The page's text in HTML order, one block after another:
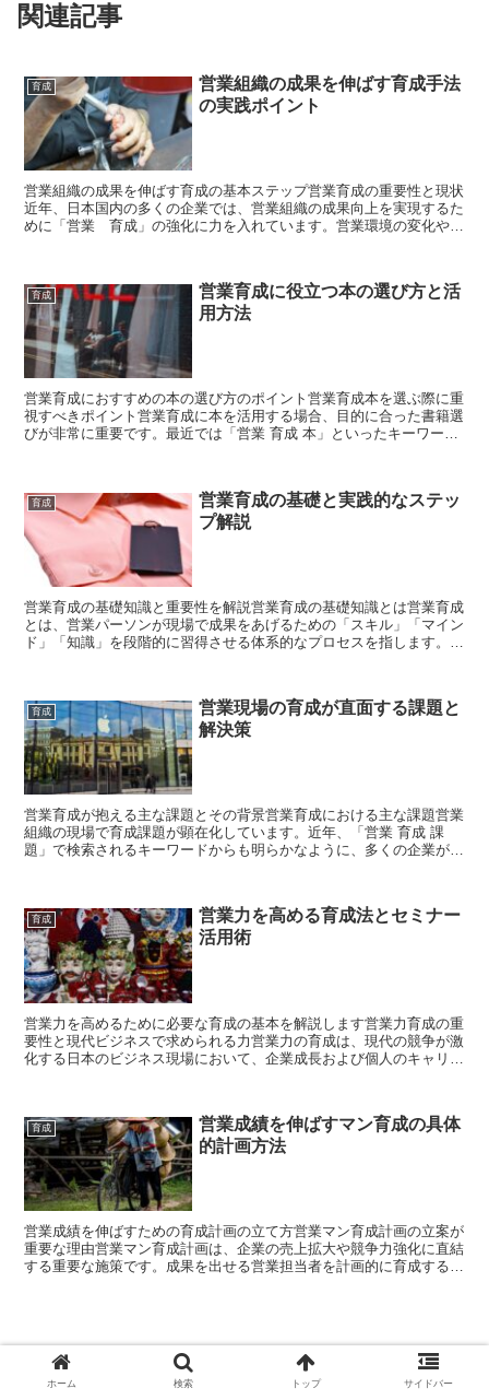
関連記事
育成
営業組織の成果を伸ばす育成手法
の実践ポイント
営業組織の成果を伸ばす育成の基本ステップ営業育成の重要性と現状
近年、日本国内の多くの企業では、営業組織の成果向上を実現するた
めに「営業 育成」の強化に力を入れています。営業環境の変化やデ
育成
営業育成に役立つ本の選び方と活
用方法
営業育成におすすめの本の選び方のポイント営業育成本を選ぶ際に重
視すべきポイント営業育成に本を活用する場合、目的に合った書籍選
びが非常に重要です。最近では「営業 育成 本」といったキーワード
育成
営業育成の基礎と実践的なステッ
プ解説
営業育成の基礎知識と重要性を解説営業育成の基礎知識とは営業育成
とは、営業パーソンが現場で成果をあげるための「スキル」「マイン
ド」「知識」を段階的に習得させる体系的なプロセスを指します。単
育成
営業現場の育成が直面する課題と
解決策
営業育成が抱える主な課題とその背景営業育成における主な課題営業
組織の現場で育成課題が顕在化しています。近年、「営業 育成 課
題」で検索されるキーワードからも明らかなように、多くの企業が営
育成
営業力を高める育成法とセミナー
活用術
営業力を高めるために必要な育成の基本を解説します営業力育成の重
要性と現代ビジネスで求められる力営業力の育成は、現代の競争が激
化する日本のビジネス現場において、企業成長および個人のキャリア
育成
営業成績を伸ばすマン育成の具体
的計画方法
営業成績を伸ばすための育成計画の立て方営業マン育成計画の立案が
重要な理由営業マン育成計画は、企業の売上拡大や競争力強化に直結
する重要な施策です。成果を出せる営業担当者を計画的に育成するこ
若手営業の育成に成功するための実践ポ
ホーム 検索 トップ サイドバー